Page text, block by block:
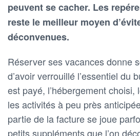
peuvent se cacher. Les
reste le meilleur moyen
déconvenues.
Réserver ses vacances donne
d’avoir verrouillé l’essentiel du
est payé, l’hébergement choisi,
les activités à peu près
partie de la facture se joue
petits suppléments que l’on